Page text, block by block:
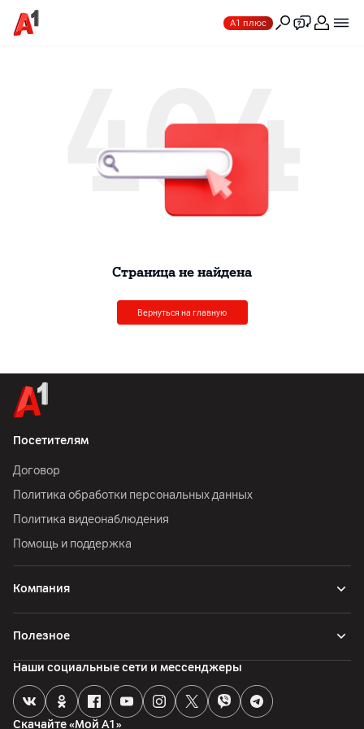
А1 плюс
404
Cтраница не найдена
Вернуться на главную
Посетителям
Договор
Политика обработки персональных данных
Политика видеонаблюдения
Помощь и поддержка
Компания
Полезное
Скачайте «Мой А1»
Наши социальные сети и мессенджеры